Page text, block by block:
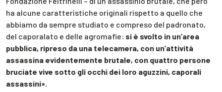
ha alcune caratteristiche originali rispetto a quello che
abbiamo da sempre studiato e compreso del padronato,
del caporalato e delle agromafie: si è svolto in un’area
pubblica, ripreso da una telecamera, con un’attività
assassina evidentemente brutale, con quattro persone
bruciate vive sotto gli occhi dei loro aguzzini, caporali
assassini».